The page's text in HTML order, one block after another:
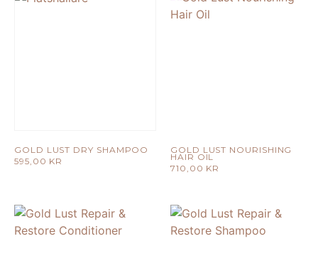
GOLD LUST DRY SHAMPOO
595,00 KR
GOLD LUST NOURISHING
HAIR OIL
710,00 KR